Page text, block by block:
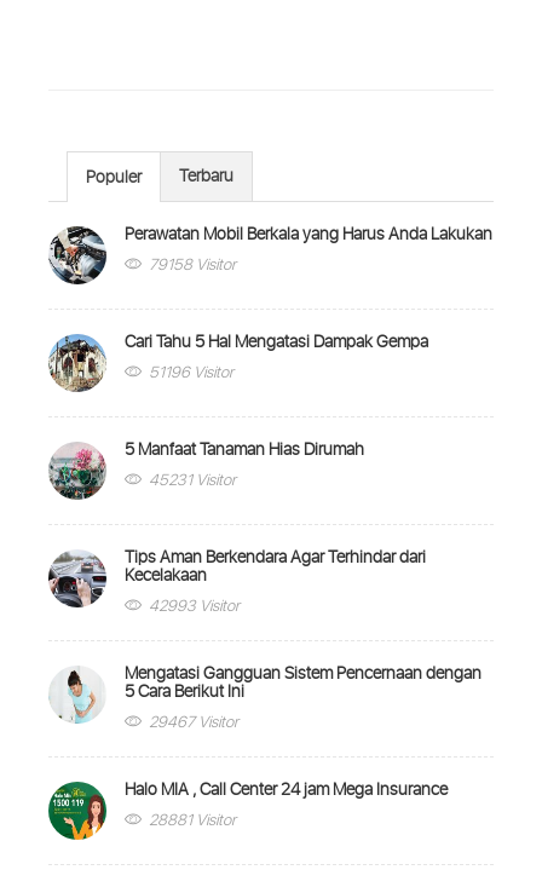
Populer Terbaru
Perawatan Mobil Berkala yang Harus Anda Lakukan
79158 Visitor
Cari Tahu 5 Hal Mengatasi Dampak Gempa
51196 Visitor
5 Manfaat Tanaman Hias Dirumah
45231 Visitor
Tips Aman Berkendara Agar Terhindar dari
Kecelakaan
42993 Visitor
Mengatasi Gangguan Sistem Pencernaan dengan
5 Cara Berikut Ini
29467 Visitor
Halo MIA , Call Center 24 jam Mega Insurance
28881 Visitor